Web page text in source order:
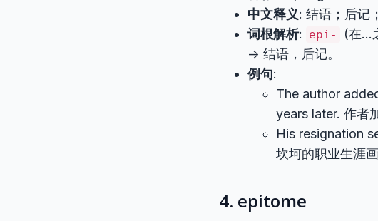
中文释义: 结语；后记
词根解析: epi- (在…
-> 结语，后记。
例句:
The author
years later. 作者
His resignation
坎坷的职业生涯
4. epitome